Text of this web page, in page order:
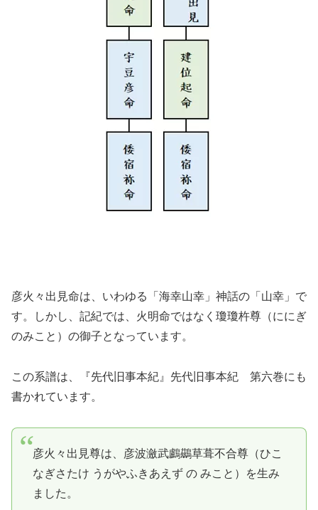
彦火々出見命は、いわゆる「海幸山幸」神話の「山幸」で
す。しかし、記紀では、火明命ではなく瓊瓊杵尊（ににぎ
のみこと）の御子となっています。
この系譜は、『先代旧事本紀』先代旧事本紀 第六巻にも
書かれています。
彦火々出見尊は、彦波瀲武鸕鷀草葺不合尊（ひこ
なぎさたけ うがやふきあえず の みこと）を生み
ました。